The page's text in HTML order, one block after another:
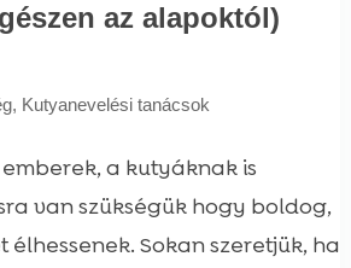
az alapoktól)
, Kutyanevelési tanácsok
a kutyáknak is
van szükségük hogy boldog,
élhessenek. Sokan szeretjük, ha